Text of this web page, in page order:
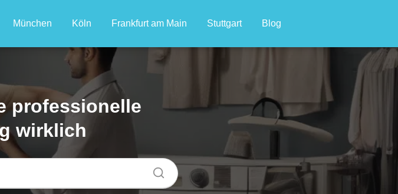
München Köln Frankfurt am Main Stuttgart Blog
professionelle
wirklich